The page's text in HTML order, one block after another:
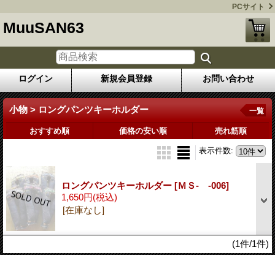
PCサイト
MuuSAN63
ログイン 新規会員登録 お問い合わせ
小物 > ロングパンツキーホルダー 一覧
おすすめ順 価格の安い順 売れ筋順
表示件数:
ロングパンツキーホルダー [ＭＳ- -006]
1,650円(税込)
[在庫なし]
(1件/1件)